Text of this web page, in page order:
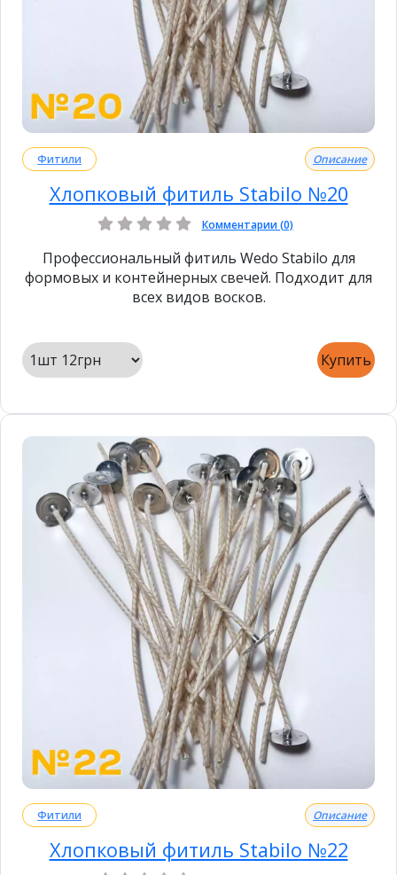
Фитили Описание
Хлопковый фитиль Stabilo №20
Комментарии (0)
Профессиональный фитиль Wedo Stabilo для
формовых и контейнерных свечей. Подходит для
всех видов восков.
Купить
Фитили Описание
Хлопковый фитиль Stabilo №22